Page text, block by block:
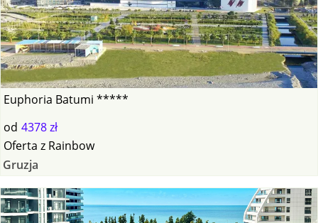
Euphoria Batumi *****
od 4378 zł
Oferta z Rainbow
Gruzja